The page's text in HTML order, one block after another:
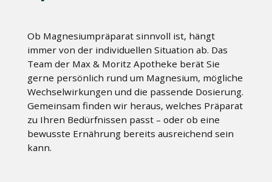
Ob Magnesiumpräparat sinnvoll ist, hängt
immer von der individuellen Situation ab. Das
Team der Max & Moritz Apotheke berät Sie
gerne persönlich rund um Magnesium, mögliche
Wechselwirkungen und die passende Dosierung.
Gemeinsam finden wir heraus, welches Präparat
zu Ihren Bedürfnissen passt – oder ob eine
bewusste Ernährung bereits ausreichend sein
kann.